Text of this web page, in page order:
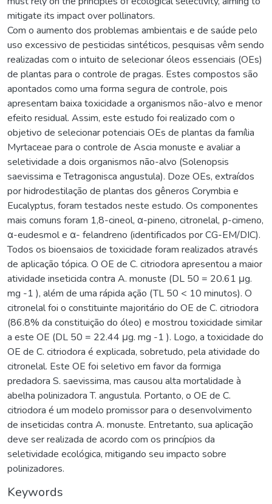
mitigate its impact over pollinators.
Com o aumento dos problemas ambientais e de saúde pelo
uso excessivo de pesticidas sintéticos, pesquisas vêm sendo
realizadas com o intuito de selecionar óleos essenciais (OEs)
de plantas para o controle de pragas. Estes compostos são
apontados como uma forma segura de controle, pois
apresentam baixa toxicidade a organismos não-alvo e menor
efeito residual. Assim, este estudo foi realizado com o
objetivo de selecionar potenciais OEs de plantas da família
Myrtaceae para o controle de Ascia monuste e avaliar a
seletividade a dois organismos não-alvo (Solenopsis
saevissima e Tetragonisca angustula). Doze OEs, extraídos
por hidrodestilação de plantas dos gêneros Corymbia e
Eucalyptus, foram testados neste estudo. Os componentes
mais comuns foram 1,8-cineol, α-pineno, citronelal, ρ-cimeno,
α-eudesmol e α- felandreno (identificados por CG-EM/DIC).
Todos os bioensaios de toxicidade foram realizados através
de aplicação tópica. O OE de C. citriodora apresentou a maior
atividade inseticida contra A. monuste (DL 50 = 20.61 μg.
mg -1 ), além de uma rápida ação (TL 50 < 10 minutos). O
citronelal foi o constituinte majoritário do OE de C. citriodora
(86.8% da constituição do óleo) e mostrou toxicidade similar
a este OE (DL 50 = 22.44 μg. mg -1 ). Logo, a toxicidade do
OE de C. citriodora é explicada, sobretudo, pela atividade do
citronelal. Este OE foi seletivo em favor da formiga
predadora S. saevissima, mas causou alta mortalidade à
abelha polinizadora T. angustula. Portanto, o OE de C.
citriodora é um modelo promissor para o desenvolvimento
de inseticidas contra A. monuste. Entretanto, sua aplicação
deve ser realizada de acordo com os princípios da
seletividade ecológica, mitigando seu impacto sobre
polinizadores.
Keywords